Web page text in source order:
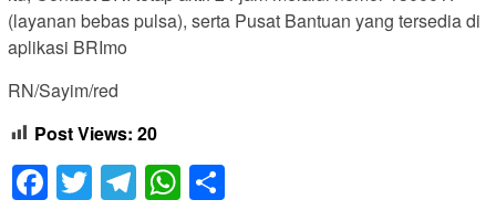
(layanan bebas pulsa), serta Pusat Bantuan yang tersedia di
aplikasi BRImo
RN/Sayim/red
Post Views: 20
Facebook
TwitterTelegram
WhatsApp